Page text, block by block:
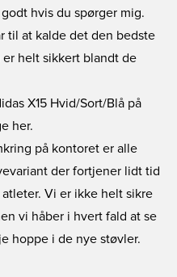
hvis du spørger mig.
til at kalde det den bedste
helt sikkert blandt de
X15 Hvid/Sort/Blå på
her.
på kontoret er alle
der fortjener lidt tid
Vi er ikke helt sikre
vi håber i hvert fald at se
hoppe i de nye støvler.